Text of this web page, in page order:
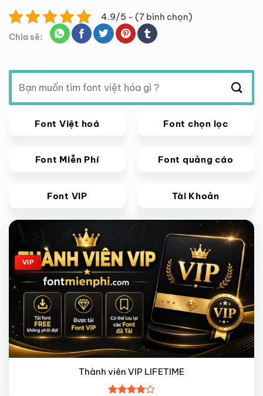
4.9/5 - (7 bình chọn)
Chia sẽ:
Tìm
kiếm:
Font Việt hoá Font chọn lọc
Font Miễn Phí Font quảng cáo
Font VIP Tài Khoản
Giảm giá!
VIP
Thành viên VIP LIFETIME